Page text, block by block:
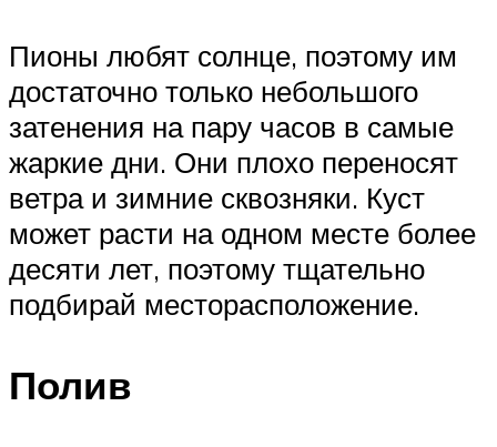
Пионы любят солнце, поэтому им
достаточно только небольшого
затенения на пару часов в самые
жаркие дни. Они плохо переносят
ветра и зимние сквозняки. Куст
может расти на одном месте более
десяти лет, поэтому тщательно
подбирай месторасположение.
Полив